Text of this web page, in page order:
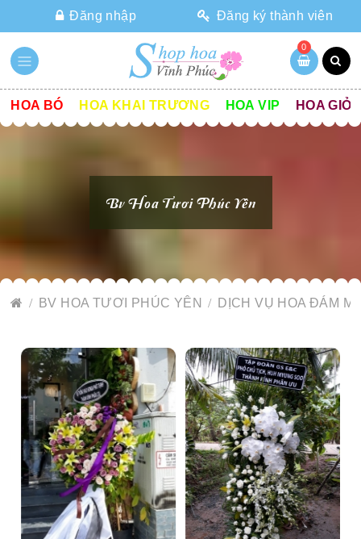
Đăng nhập Đăng ký thành viên
0
HOA BÓ HOA KHAI TRƯƠNG HOA VIP HOA GIỎ
Bv Hoa Tươi Phúc Yên
BV HOA TƯƠI PHÚC YÊN DỊCH VỤ HOA ĐÁM